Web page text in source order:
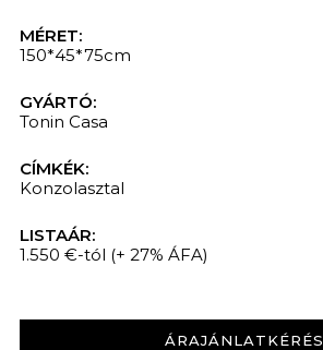
MÉRET:
150*45*75cm
GYÁRTÓ:
Tonin Casa
CÍMKÉK:
Konzolasztal
LISTAÁR:
1.550 €-tól (+ 27% ÁFA)
ÁRAJÁNLATKÉRÉS